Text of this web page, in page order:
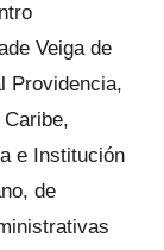
Veiga de
Providencia,
e Institución
de